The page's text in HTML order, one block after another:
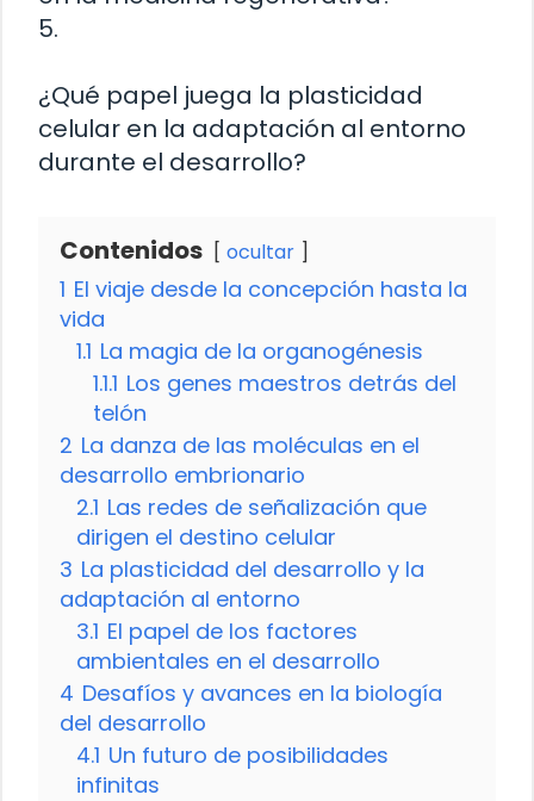
5.
¿Qué papel juega la plasticidad
celular en la adaptación al entorno
durante el desarrollo?
Contenidos ocultar
1 El viaje desde la concepción hasta la
vida
1.1 La magia de la organogénesis
1.1.1 Los genes maestros detrás del
telón
2 La danza de las moléculas en el
desarrollo embrionario
2.1 Las redes de señalización que
dirigen el destino celular
3 La plasticidad del desarrollo y la
adaptación al entorno
3.1 El papel de los factores
ambientales en el desarrollo
4 Desafíos y avances en la biología
del desarrollo
4.1 Un futuro de posibilidades
infinitas